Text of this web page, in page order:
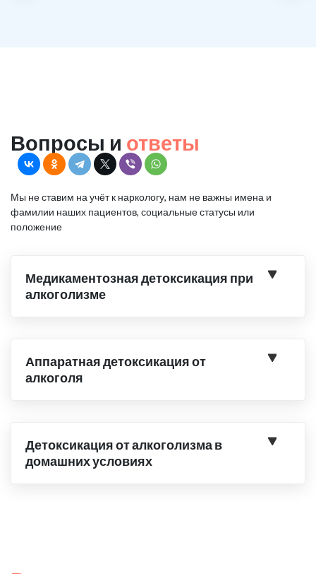
Вопросы и ответы
Мы не ставим на учёт к наркологу, нам не важны имена и
фамилии наших пациентов, социальные статусы или
положение
Медикаментозная детоксикация при
алкоголизме
Аппаратная детоксикация от
алкоголя
Детоксикация от алкоголизма в
домашних условиях